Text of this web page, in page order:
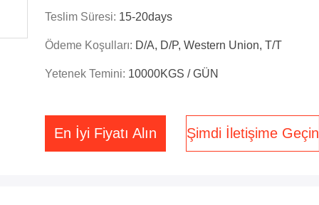
Teslim Süresi: 15-20days
Ödeme Koşulları: D/A, D/P, Western Union, T/T
Yetenek Temini: 10000KGS / GÜN
En İyi Fiyatı Alın Şimdi İletişime Geçin